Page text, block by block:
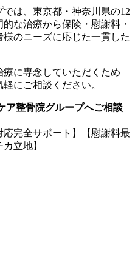
は、東京都・神奈川県の12
な治療から保険・慰謝料・
のニーズに応じた一貫した
に専念していただくため
にご相談ください。
ア整骨院グループへご相談
応完全サポート】【慰謝料最
立地】